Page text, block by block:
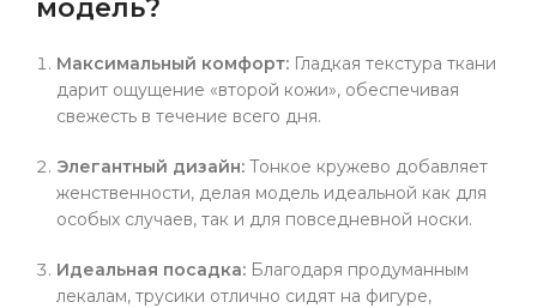
модель?
Максимальный комфорт: Гладкая текстура ткани
дарит ощущение «второй кожи», обеспечивая
свежесть в течение всего дня.
Элегантный дизайн: Тонкое кружево добавляет
женственности, делая модель идеальной как для
особых случаев, так и для повседневной носки.
Идеальная посадка: Благодаря продуманным
лекалам, трусики отлично сидят на фигуре,